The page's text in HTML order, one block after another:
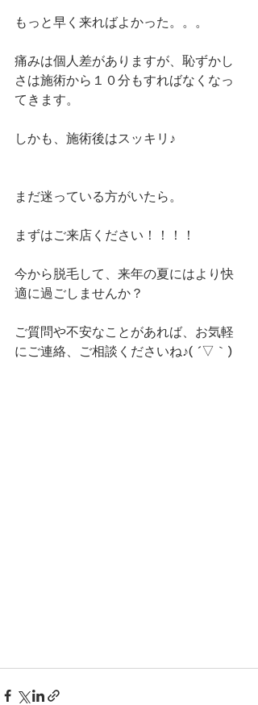
もっと早く来ればよかった。。。
痛みは個人差がありますが、恥ずかし
さは施術から１０分もすればなくなっ
てきます。
しかも、施術後はスッキリ♪
まだ迷っている方がいたら。
まずはご来店ください！！！！
今から脱毛して、来年の夏にはより快
適に過ごしませんか？
ご質問や不安なことがあれば、お気軽
にご連絡、ご相談くださいね♪( ´▽｀)